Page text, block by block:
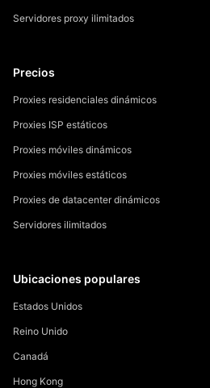
Servidores proxy ilimitados
Precios
Proxies residenciales dinámicos
Proxies ISP estáticos
Proxies móviles dinámicos
Proxies móviles estáticos
Proxies de datacenter dinámicos
Servidores ilimitados
Ubicaciones populares
Estados Unidos
Reino Unido
Canadá
Hong Kong